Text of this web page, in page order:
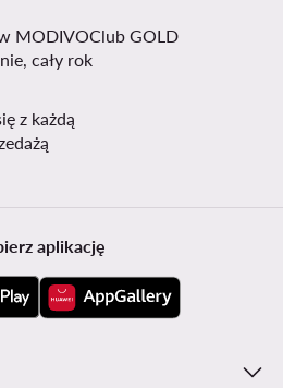
MODIVOClub GOLD
cały rok
z każdą
aplikację